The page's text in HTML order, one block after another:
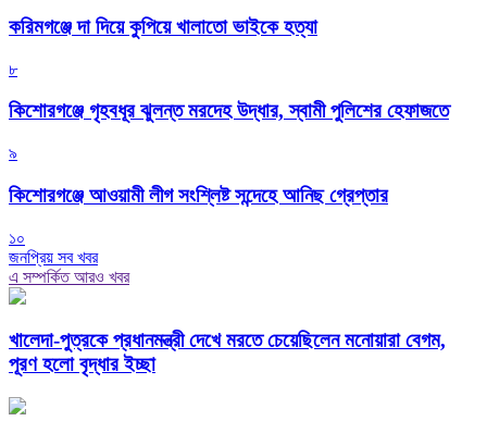
করিমগঞ্জে দা দিয়ে কুপিয়ে খালাতো ভাইকে হত্যা
৮
কিশোরগঞ্জে গৃহবধূর ঝুলন্ত মরদেহ উদ্ধার, স্বামী পুলিশের হেফাজতে
৯
কিশোরগঞ্জে আওয়ামী লীগ সংশ্লিষ্ট সন্দেহে আনিছ গ্রেপ্তার
১০
জনপ্রিয় সব খবর
এ সম্পর্কিত আরও খবর
খালেদা-পুত্রকে প্রধানমন্ত্রী দেখে মরতে চেয়েছিলেন মনোয়ারা বেগম,
পূরণ হলো বৃদ্ধার ইচ্ছা